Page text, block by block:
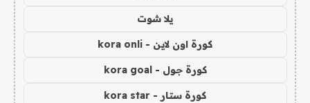
يلا شوت
كورة اون لاين - kora onli
كورة جول - kora goal
كورة ستار - kora star